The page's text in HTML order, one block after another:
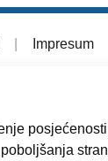
Impresum